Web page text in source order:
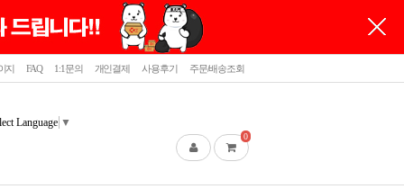
지 FAQ 1:1문의 개인결제 사용후기 주문/배송조회
Language ▼
0